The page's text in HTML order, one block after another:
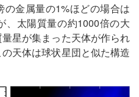
の金属量の1%ほどの場合は
、太陽質量の約1000倍の大
星が集まった天体が作られ
天体は球状星団と似た構造